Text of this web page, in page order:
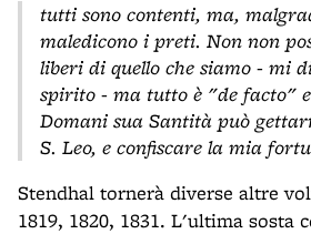
tutti sono contenti, ma,
maledicono i preti. Non non
liberi di quello che siamo - mi
spirito - ma tutto è "de facto"
Domani sua Santità può
S. Leo, e confiscare la mia
Stendhal tornerà diverse altre
1819, 1820, 1831. L'ultima sosta